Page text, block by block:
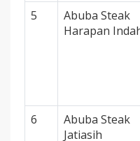
5
Abuba Steak
Harapan
6
Abuba Steak
Jatiasih